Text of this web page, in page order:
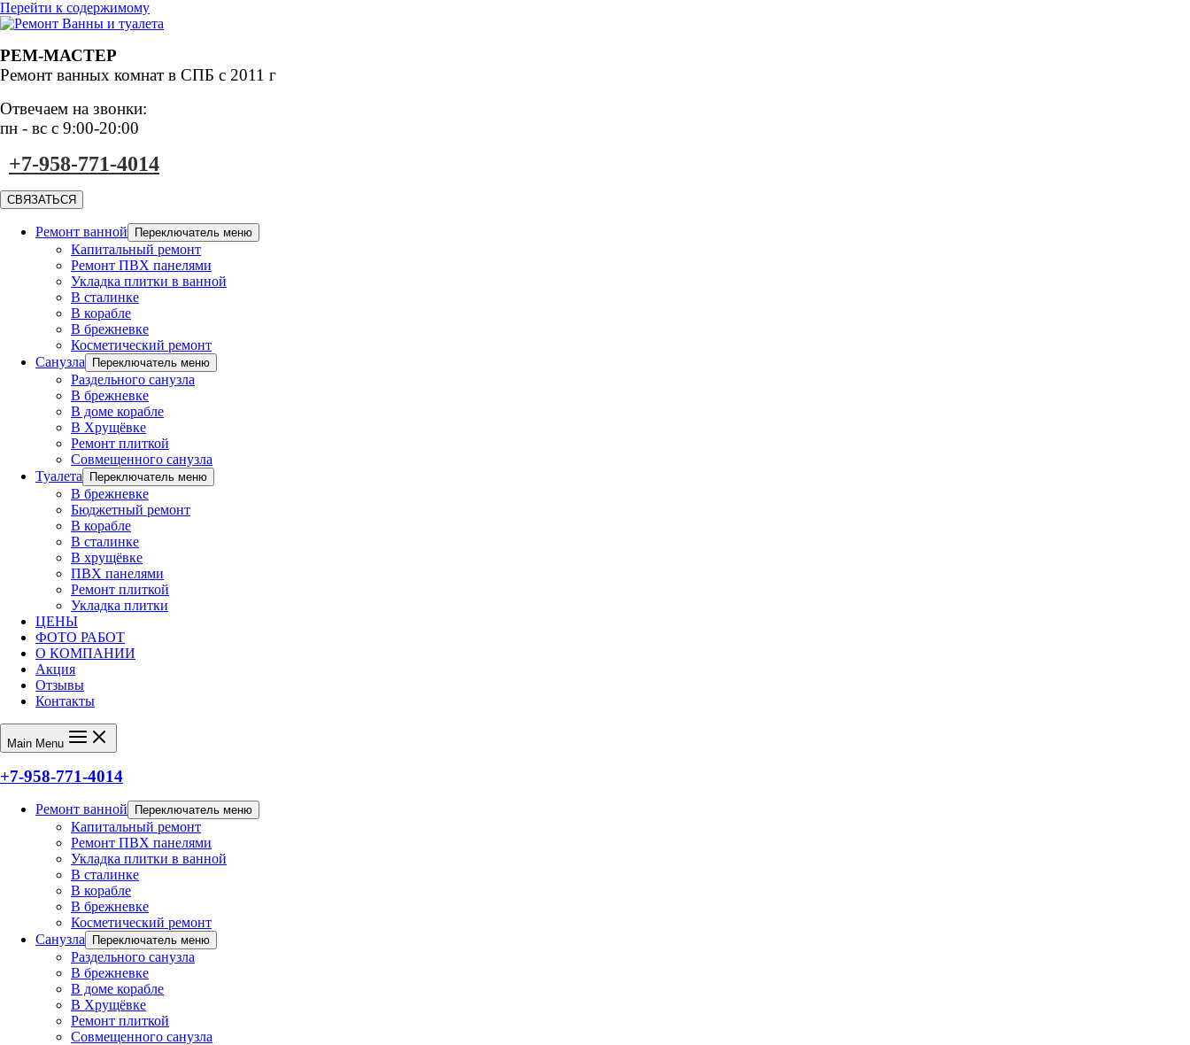
Перейти к содержимому
РЕМ-МАСТЕР
Ремонт ванных комнат в СПБ с 2011 г
Отвечаем на звонки:
пн - вс с 9:00-20:00
+7-958-771-4014
СВЯЗАТЬСЯ
Ремонт ванной Переключатель меню
Капитальный ремонт
Ремонт ПВХ панелями
Укладка плитки в ванной
В сталинке
В корабле
В брежневке
Косметический ремонт
Санузла
Переключатель меню
Раздельного санузла
В брежневке
В доме корабле
В Хрущёвке
Ремонт плиткой
Совмещенного санузла
Туалета
Переключатель меню
В брежневке
Бюджетный ремонт
В корабле
В сталинке
В хрущёвке
ПВХ панелями
Ремонт плиткой
Укладка плитки
ЦЕНЫ
ФОТО РАБОТ
О КОМПАНИИ
Акция
Отзывы
Контакты
Main Menu
+7-958-771-4014
Ремонт ванной Переключатель меню
Капитальный ремонт
Ремонт ПВХ панелями
Укладка плитки в ванной
В сталинке
В корабле
В брежневке
Косметический ремонт
Санузла
Переключатель меню
Раздельного санузла
В брежневке
В доме корабле
В Хрущёвке
Ремонт плиткой
Совмещенного санузла